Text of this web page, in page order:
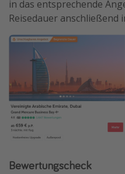
in das entsprechende
Reisedauer anschließend
Bewertungscheck